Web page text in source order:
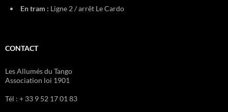
En tram : Ligne 2 / arrêt Le Cardo
CONTACT
Les Allumés du Tango
Association loi 1901
Tél : + 33 9 52 17 01 83